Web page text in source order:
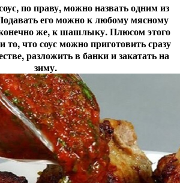
по праву, можно назвать одним из
его можно к любому мясному
же, к шашлыку. Плюсом этого
то, что соус можно приготовить сразу
разложить в банки и закатать на
зиму.